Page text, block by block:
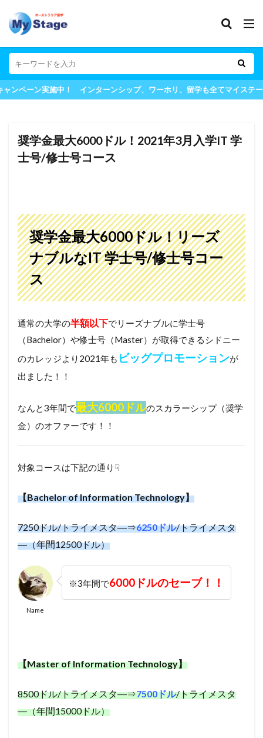
実施中！ インターンシップ、ワーホリ、留学も全てマイステージにお
奨学金最大6000ドル！2021年3月入学IT 学
士号/修士号コース
奨学金最大6000ドル！リーズ
ナブルなIT 学士号/修士号コー
ス
通常の大学の半額以下でリーズナブルに学士号
（Bachelor）や修士号（Master）が取得できるシドニー
のカレッジより2021年も ビッグプロモーションが
出ました！！
なんと3年間で最大6000ドルのスカラーシップ（奨学
金）のオファーです！！
対象コースは下記の通り☟
【Bachelor of Information Technology】
7250ドル/トライメスタ―⇒6250ドル/トライメスタ
―（年間12500ドル）
Name
※3年間で6000ドルのセーブ！！
【Master of Information Technology】
8500ドル/トライメスタ―⇒7500ドル/トライメスタ
―（年間15000ドル）